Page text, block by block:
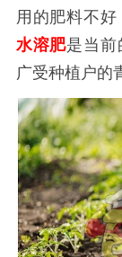
用的肥料不好
水溶肥是当前
广受种植户的